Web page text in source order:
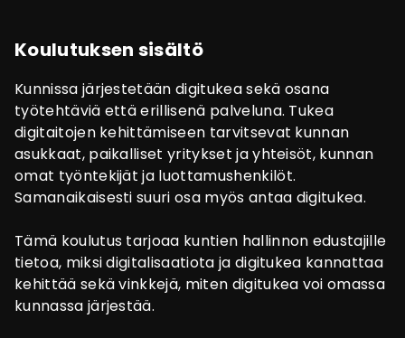
Koulutuksen sisältö
Kunnissa järjestetään digitukea sekä osana
työtehtäviä että erillisenä palveluna. Tukea
digitaitojen kehittämiseen tarvitsevat kunnan
asukkaat, paikalliset yritykset ja yhteisöt, kunnan
omat työntekijät ja luottamushenkilöt.
Samanaikaisesti suuri osa myös antaa digitukea.
Tämä koulutus tarjoaa kuntien hallinnon edustajille
tietoa, miksi digitalisaatiota ja digitukea kannattaa
kehittää sekä vinkkejä, miten digitukea voi omassa
kunnassa järjestää.